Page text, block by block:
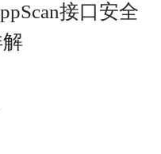
接口安全